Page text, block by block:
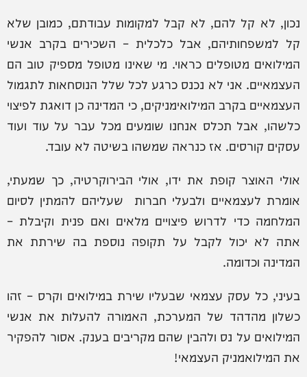
נכון, לא קל להם, לא קבל למקומות עבודתם, כמובן שלא
קל למשפחותיהם, אבל כלכלית – השכירים בקרב אנשי
המילואים מטופלים כראוי. מי שאינו מטופל מספיק טוב הם
העצמאיים. אני לא נכנס כרגע לכל שלל הנוסחאות לתגמול
העצמאיים בקרב המילואימניקים, כי המדינה כן דואגת לפיצוי
כלשהו, אבל תכלס אנחנו שומעים מכל עבר על עוד ועוד
עסקים קורסים. אז כנראה שמשהו בשיטה לא עובד.
אולי האוצר קופת את ידו, אולי הבירוקרטיה, כך שמעתי,
אומרת לעצמאיים ולבעלי חברות שעליהם להמתין לסיום
המלחמה כדי לדרוש פיצויים מלאים ואם פנית וקיבלת –
אתה לא יכול לקבל על תקופה נוספת בה שירתת את
המדינה וכדומה.
בעיני, כל עסק עצמאי שבעליו שירת במילואים וקרס – זהו
כשלון מהדהד של המערכת, האמורה להעלות את אנשי
המילואים על נס ולהבין שהם מקריבים בענק. אסור להפקיר
את המילואמניק העצמאי!